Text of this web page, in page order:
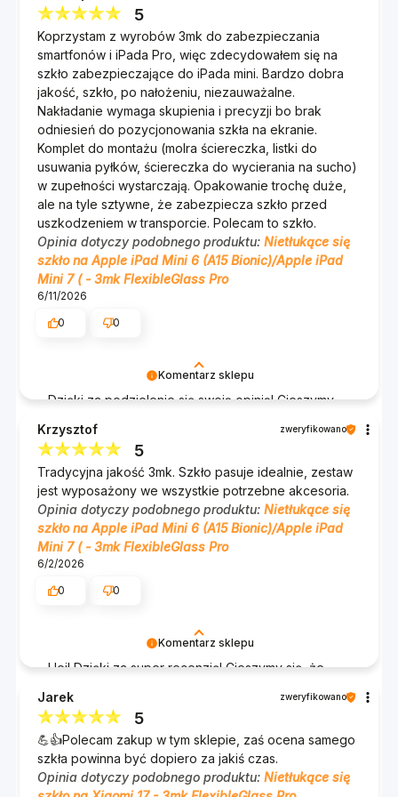
ważne! 🙂 Zespół 3mk :)
Komentarz sklepu
Dzięki za podzielenie się swoją opinią! Cieszymy
produktów i że szkło do iPada mini spełnia Twoje
oczekiwania. Doceniamy Twoje spostrzeżenia
dotyczące montażu i opakowania – zawsze
staramy się, żeby nasze produkty były jak
najlepsze. Dzięki za polecenie! Zespół 3mk :)
5
Koprzystam z wyrobów 3mk do zabezpieczania
smartfonów i iPada Pro, więc zdecydowałem się na
szkło zabezpieczające do iPada mini. Bardzo dobra
jakość, szkło, po nałożeniu, niezauważalne.
Nakładanie wymaga skupienia i precyzji bo brak
odniesień do pozycjonowania szkła na ekranie.
Komplet do montażu (molra ściereczka, listki do
usuwania pyłków, ściereczka do wycierania na sucho)
w zupełności wystarczają. Opakowanie trochę duże,
ale na tyle sztywne, że zabezpiecza szkło przed
uszkodzeniem w transporcie. Polecam to szkło.
Opinia dotyczy podobnego produktu: Nietłukące się
szkło na Apple iPad Mini 6 (A15 Bionic)/Apple iPad
Mini 7 ( - 3mk FlexibleGlass Pro
6/11/2026
0
0
Komentarz sklepu
Hej! Dzięki za super recenzję! Cieszymy się, że
Twoje oczekiwania. Tradycyjna jakość 3mk to coś,
na czym zawsze nam zależy. Dzięki za docenienie
naszych akcesoriów. Pozdrawiamy! Zespół 3mk :)
Krzysztof zweryfikowano
5
Tradycyjna jakość 3mk. Szkło pasuje idealnie, zestaw
jest wyposażony we wszystkie potrzebne akcesoria.
Opinia dotyczy podobnego produktu: Nietłukące się
szkło na Apple iPad Mini 6 (A15 Bionic)/Apple iPad
Mini 7 ( - 3mk FlexibleGlass Pro
6/2/2026
0
0
Jarek zweryfikowano
5
💪👍️Polecam zakup w tym sklepie, zaś ocena samego
szkła powinna być dopiero za jakiś czas.
Opinia dotyczy podobnego produktu: Nietłukące się